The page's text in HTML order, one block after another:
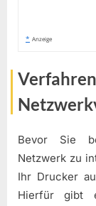
* Anzeige
Bevor Sie
Netzwerk zu
Ihr Drucker
Hierfür gibt